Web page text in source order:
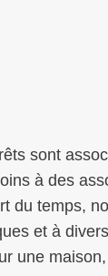
sont
à des
du temps,
et à
une